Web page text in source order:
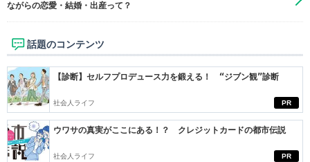
ながらの恋愛・結婚・出産って？
話題のコンテンツ
PR
【診断】セルフプロデュース力を鍛える！ “ジブン観”診断
社会人ライフ
PR
ウワサの真実がここにある！？ クレジットカードの都市伝説
社会人ライフ